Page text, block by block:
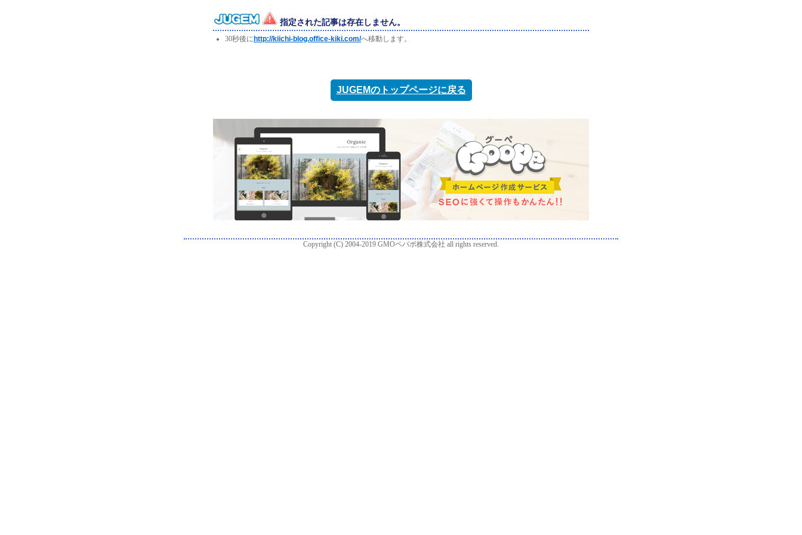
指定された記事は存在しません。
30秒後に http://kiichi-blog.office-kiki.com/へ移動します。
JUGEMのトップページに戻る
Copyright (C) 2004-2019 GMOペパボ株式会社 all rights reserved.